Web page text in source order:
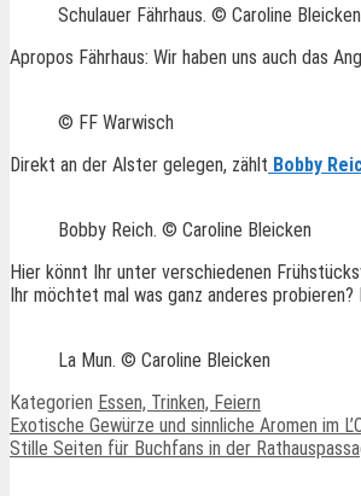
Schulauer Fährhaus. © Caroline Bleicken
Apropos Fährhaus: Wir haben uns auch das
© FF Warwisch
Direkt an der Alster gelegen, zählt Bobby
Bobby Reich. © Caroline Bleicken
Hier könnt Ihr unter verschiedenen
Ihr möchtet mal was ganz anderes probieren?
La Mun. © Caroline Bleicken
Kategorien Essen, Trinken, Feiern
Exotische Gewürze und sinnliche Aromen im
Stille Seiten für Buchfans in der